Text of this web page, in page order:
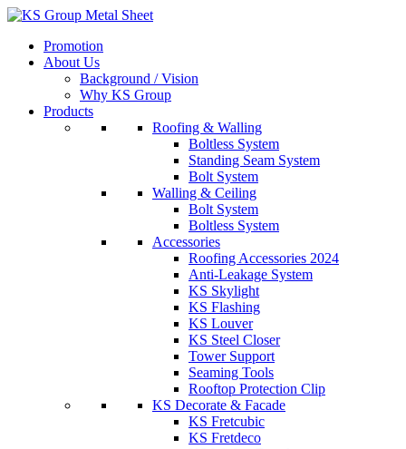
Skip
contentPromotion
About Us
Background / Vision
Why KS Group
Products
Roofing & Walling
Boltless System
Standing Seam System
Bolt System
Walling & Ceiling
Bolt System
Boltless System
Accessories
Roofing Accessories 2024
Anti-Leakage System
KS Skylight
KS Flashing
KS Louver
KS Steel Closer
Tower Support
Seaming Tools
Rooftop Protection Clip
KS Decorate & Facade
KS Fretcubic
KS Fretdeco